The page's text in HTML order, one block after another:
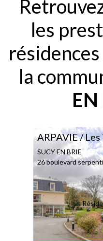
les
la
EN
ARPAVIE / Les
SUCY EN BRIE
26 boulevard